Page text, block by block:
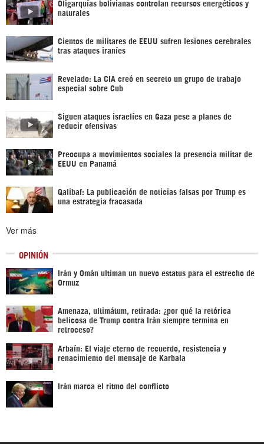
Oligarquías bolivianas controlan recursos energéticos y
naturales
Cientos de militares de EEUU sufren lesiones cerebrales
tras ataques iraníes
Revelado: La CIA creó en secreto un grupo de trabajo
especial sobre Cub
Siguen ataques israelíes en Gaza pese a planes de
reducir ofensivas
Preocupa a movimientos sociales la presencia militar de
EEUU en Panamá
Qalibaf: La publicación de noticias falsas por Trump es
una estrategia fracasada
Ver más
OPINIÓN
Irán y Omán ultiman un nuevo estatus para el estrecho de
Ormuz
Amenaza, ultimátum, retirada: ¿por qué la retórica
belicosa de Trump contra Irán siempre termina en
retroceso?
Arbaín: El viaje eterno de recuerdo, resistencia y
renacimiento del mensaje de Karbala
Irán marca el ritmo del conflicto